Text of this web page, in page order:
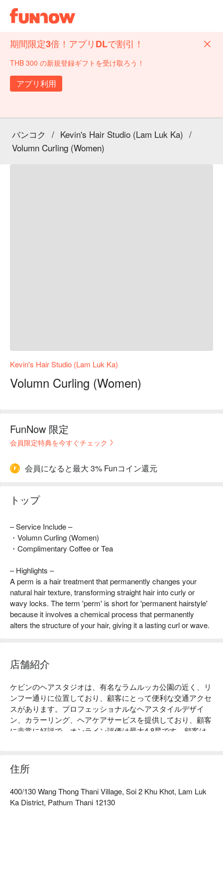
期間限定3倍！アプリDLで割引！
THB 300 の新規登録ギフトを受け取ろう！
アプリ利用
バンコク / Kevin's Hair Studio (Lam Luk Ka) /
Volumn Curling (Women)
Kevin's Hair Studio (Lam Luk Ka)
Volumn Curling (Women)
FunNow 限定
会員限定特典を今すぐチェック
会員になると最大 3% Funコイン還元
トップ
– Service Include –
・Volumn Curling (Women)
・Complimentary Coffee or Tea
– Highlights –
A perm is a hair treatment that permanently changes your
natural hair texture, transforming straight hair into curly or
wavy locks. The term 'perm' is short for 'permanent hairstyle'
because it involves a chemical process that permanently
alters the structure of your hair, giving it a lasting curl or wave.
店舗紹介
ケビンのヘアスタジオは、有名なラムルッカ公園の近く、リ
ンフー通りに位置しており、顧客にとって便利な交通アクセ
スがあります。プロフェッショナルなヘアスタイルデザイ
ン、カラーリング、ヘアケアサービスを提供しており、顧客
に非常に好評で、オンライン評価は最大4.8星です。顧客は
年のクライアントにとって、ケビンのヘアスタジオは理想的
な選択です。今すぐFunNowを通じて予約して、割引を楽し
住所
400/130 Wang Thong Thani Village, Soi 2 Khu Khot, Lam Luk
Ka District, Pathum Thani 12130